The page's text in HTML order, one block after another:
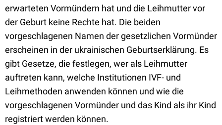
erwarteten Vormündern hat und die Leihmutter vor
der Geburt keine Rechte hat. Die beiden
vorgeschlagenen Namen der gesetzlichen Vormünder
erscheinen in der ukrainischen Geburtserklärung. Es
gibt Gesetze, die festlegen, wer als Leihmutter
auftreten kann, welche Institutionen IVF- und
Leihmethoden anwenden können und wie die
vorgeschlagenen Vormünder und das Kind als ihr Kind
registriert werden können.